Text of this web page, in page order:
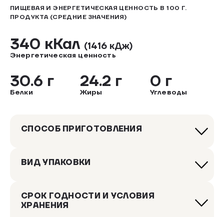
ПИЩЕВАЯ И ЭНЕРГЕТИЧЕСКАЯ ЦЕННОСТЬ В 100 Г.
ПРОДУКТА (СРЕДНИЕ ЗНАЧЕНИЯ)
340 кКал (1416 кДж)
Энергетическая ценность
30.6 г
Белки
24.2 г
Жиры
0 г
Углеводы
СПОСОБ ПРИГОТОВЛЕНИЯ
ВИД УПАКОВКИ
СРОК ГОДНОСТИ И УСЛОВИЯ
ХРАНЕНИЯ